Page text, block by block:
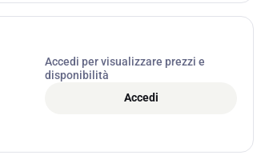
Accedi per visualizzare prezzi e
disponibilità
Accedi